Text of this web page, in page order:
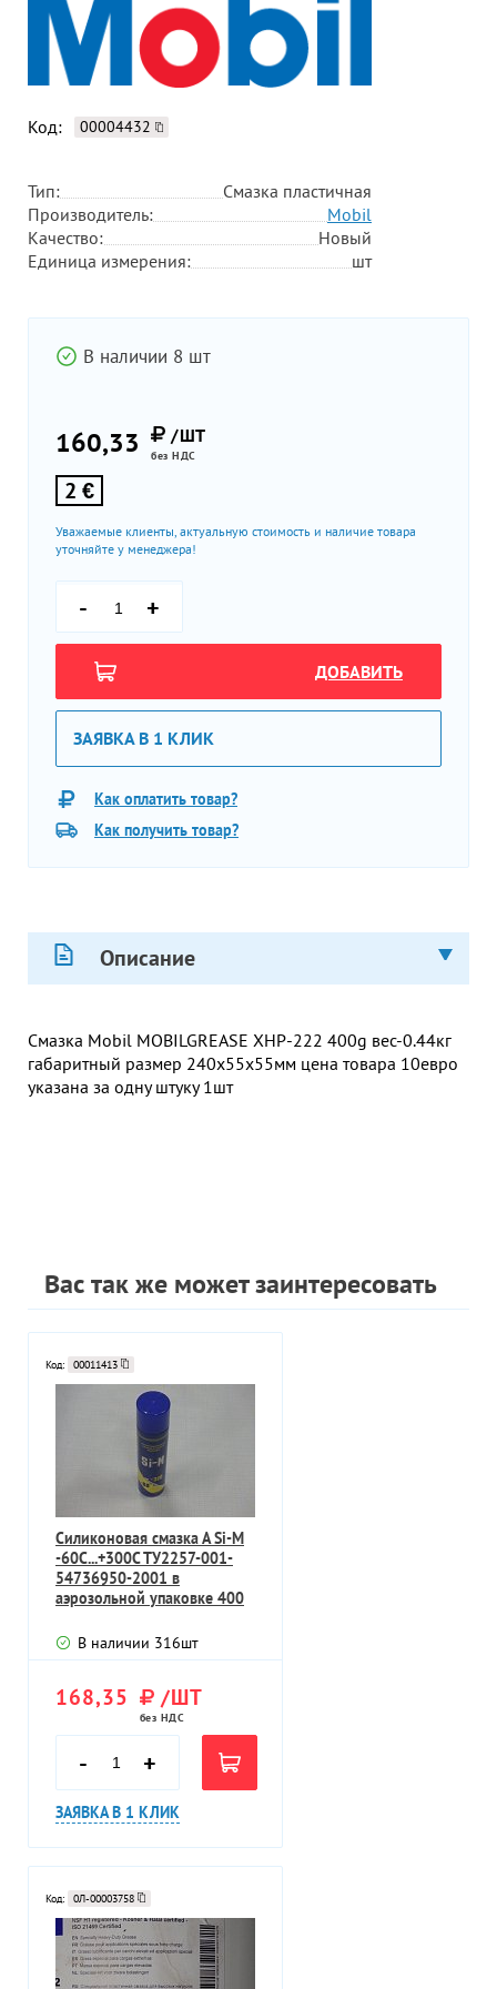
Код: 00004432
Тип:
Смазка пластичная
Производитель:
Mobil
Качество:
Новый
Единица измерения:
шт
В наличии 8 шт
160,33 /ШТ
без НДС
2 €
Уважаемые клиенты, актуальную стоимость и наличие товара
уточняйте у менеджера!
- +
ДОБАВИТЬ
ЗАЯВКА В 1 КЛИК
Как оплатить товар?
Как получить товар?
Описание
Смазка Mobil MOBILGREASE XHP-222 400g вес-0.44кг
габаритный размер 240х55х55мм цена товара 10евро
указана за одну штуку 1шт
Вас так же может заинтересовать
Код: 00011413
Силиконовая смазка А Si-M
-60С...+300С ТУ2257-001-
54736950-2001 в
аэрозольной упаковке 400
В наличии 316шт
168,35 /ШТ
без НДС
- +
ЗАЯВКА В 1 КЛИК
Код: 0Л-00003758